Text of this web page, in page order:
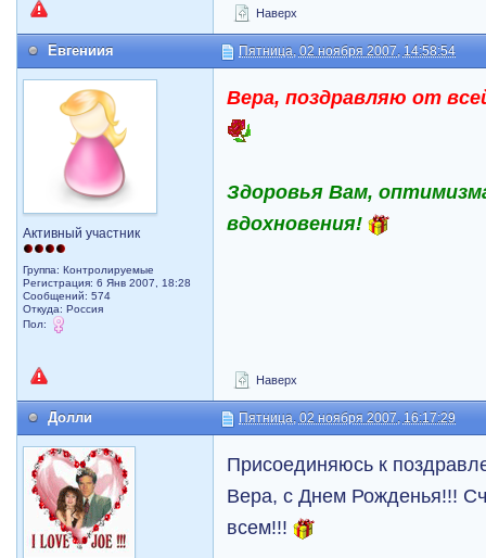
Наверх
Евгениия Пятница, 02 ноября 2007, 14:58:54
Активный участник
Группа: Контролируемые
Регистрация: 6 Янв 2007, 18:28
Сообщений: 574
Откуда: Рoccия
Пол:
Вера, поздравляю от
Здоровья Вам,
вдохновения!
Наверх
Долли Пятница, 02 ноября 2007, 16:17:29
Присоединяюсь к
Вера, с Днем Рожденья!!!
всем!!!